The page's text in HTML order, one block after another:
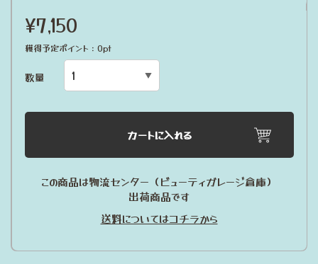
¥7,150
獲得予定ポイント：0pt
数量
カートに入れる
この商品は物流センター（ビューティガレージ倉庫）
出荷商品です
送料についてはコチラから